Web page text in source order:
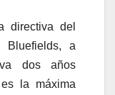
directiva del
Bluefields, a
dos años
la máxima